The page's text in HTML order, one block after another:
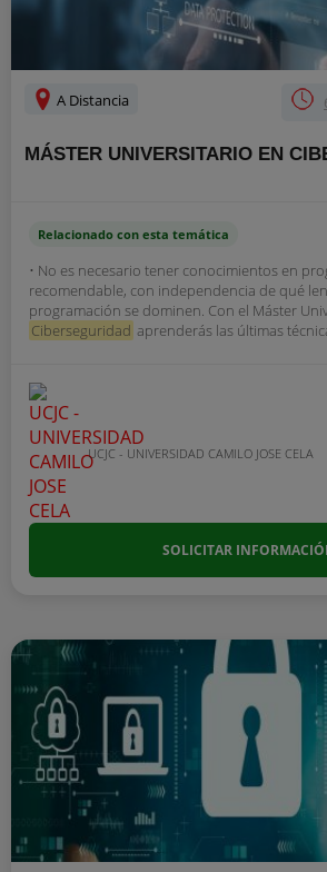
A Distancia
MÁSTER UNIVERSITARIO EN
Relacionado con esta temática
• No es necesario tener conocimientos en
recomendable, con independencia de qué
programación se dominen. Con el Máster
Ciberseguridad aprenderás las últimas
UCJC - UNIVERSIDAD CAMILO JOSE CELA
SOLICITAR